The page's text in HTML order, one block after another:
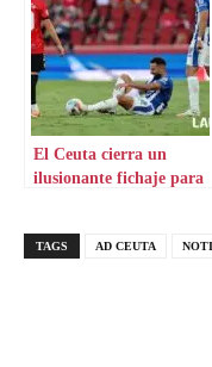
El Ceuta cierra un
ilusionante fichaje para
TAGS AD CEUTA